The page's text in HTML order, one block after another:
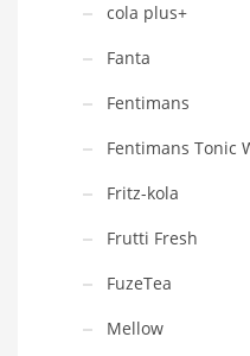
cola plus+
Fanta
Fentimans
Fentimans Tonic
Fritz-kola
Frutti Fresh
FuzeTea
Mellow